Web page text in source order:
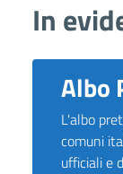
In
Albo
L'albo
comuni
ufficiali e